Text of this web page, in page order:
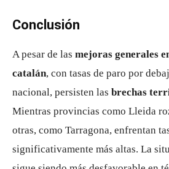
Conclusión
A pesar de las mejoras generales
catalán, con tasas de paro por
nacional, persisten las brechas
Mientras provincias como Lleida
otras, como Tarragona, enfrentan
significativamente más altas. La